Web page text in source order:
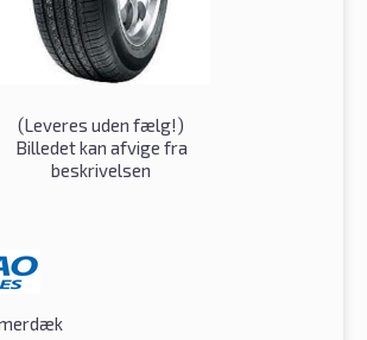
(Leveres uden fælg!)
Billedet kan afvige fra
beskrivelsen